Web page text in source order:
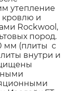
утепление
кровлю и
Rockwool,
пород.
мм (плиты с
внутри и